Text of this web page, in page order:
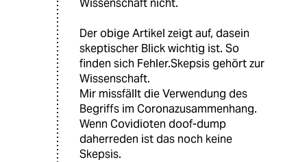
Wissenschaft nicht.
Der obige Artikel zeigt auf, dasein
skeptischer Blick wichtig ist. So
finden sich Fehler.Skepsis gehört zur
Wissenschaft.
Mir missfällt die Verwendung des
Begriffs im Coronazusammenhang.
Wenn Covidioten doof-dump
daherreden ist das noch keine
Skepsis.